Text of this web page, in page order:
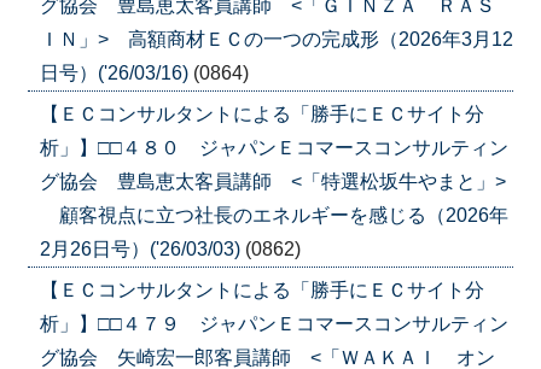
グ協会 豊島恵太客員講師 <「ＧＩＮＺＡ ＲＡＳ
ＩＮ」> 高額商材ＥＣの一つの完成形（2026年3月12
日号）('26/03/16) (0864)
【ＥＣコンサルタントによる「勝手にＥＣサイト分
析」】□□４８０ ジャパンＥコマースコンサルティン
グ協会 豊島恵太客員講師 <「特選松坂牛やまと」>
顧客視点に立つ社長のエネルギーを感じる（2026年
2月26日号）('26/03/03) (0862)
【ＥＣコンサルタントによる「勝手にＥＣサイト分
析」】□□４７９ ジャパンＥコマースコンサルティン
グ協会 矢崎宏一郎客員講師 <「ＷＡＫＡＩ オン